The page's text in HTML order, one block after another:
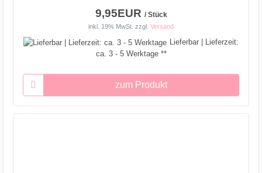
9,95EUR / Stück
inkl. 19% MwSt. zzgl. Versand
Lieferbar | Lieferzeit:
ca. 3 - 5 Werktage **
zum Produkt